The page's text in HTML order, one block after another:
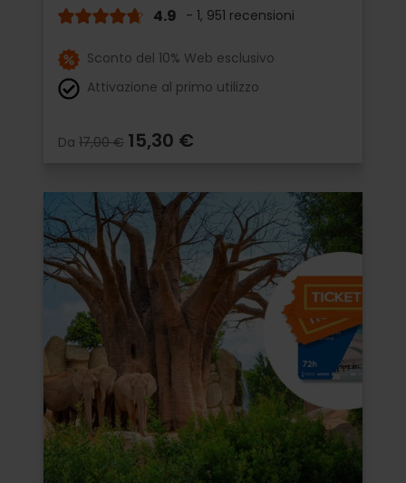
4.9 - 1, 951 recensioni
Sconto del 10% Web esclusivo
Attivazione al primo utilizzo
Da 17,00 € 15,30 €